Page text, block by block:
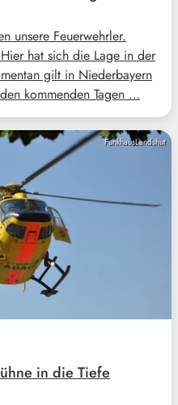
unsere Feuerwehrler.
hat sich die Lage in der
gilt in Niederbayern
kommenden Tagen …
FunkhausLandshut
in die Tiefe